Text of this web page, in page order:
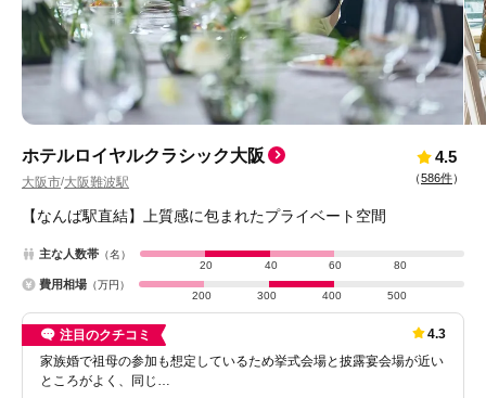
ホテルロイヤルクラシック大阪
大阪市/大阪難波駅
4.5
（586件）
【なんば駅直結】上質感に包まれたプライベート空間
主な人数帯 （名）
20
40 60 80
費用相場 （万円）
200
300 400 500
注目のクチコミ
4.3
家族婚で祖母の参加も想定しているため挙式会場と披露宴会場が近い
ところがよく、同じ…